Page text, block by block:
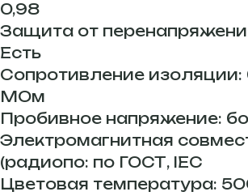
0,98
Защита от
Есть
Сопротивление
МОм
Пробивное напряжение:
Электромагнитная
(радиопо: по ГОСТ, IEC
Цветовая температура: